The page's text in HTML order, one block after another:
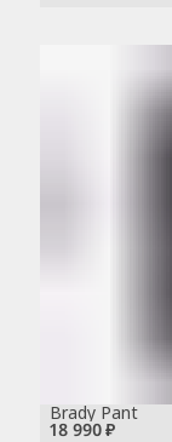
18 990 ₽
Brady Pant